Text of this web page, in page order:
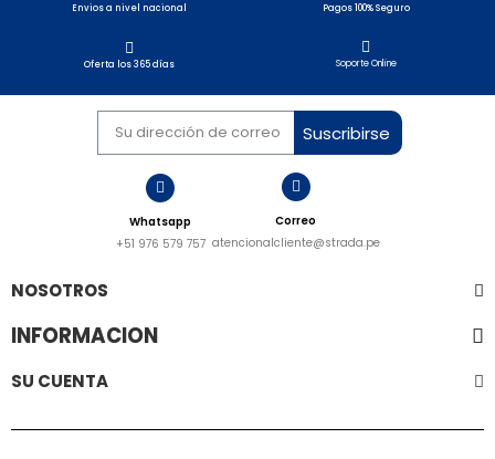
Envios a nivel nacional​ Pagos 100% Seguro
Oferta los 365 días Soporte Online
Suscribirse
Whatsapp
+51 976 579 757
Correo
atencionalcliente@strada.pe
NOSOTROS
INFORMACION
SU CUENTA